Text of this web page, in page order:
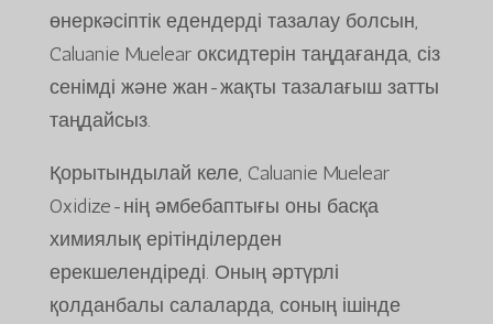
өнеркәсіптік едендерді тазалау болсын,
Caluanie Muelear оксидтерін таңдағанда, сіз
сенімді және жан-жақты тазалағыш затты
таңдайсыз.
Қорытындылай келе, Caluanie Muelear
Oxidize-нің әмбебаптығы оны басқа
химиялық ерітінділерден
ерекшелендіреді. Оның әртүрлі
қолданбалы салаларда, соның ішінде